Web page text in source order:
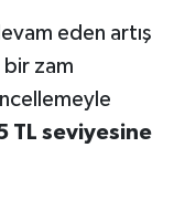
eden artış
zam
TL seviyesine